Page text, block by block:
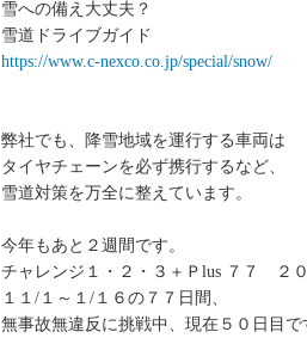
雪への備え大丈夫？
雪道ドライブガイド
https://www.c-nexco.co.jp/special/snow/
弊社でも、降雪地域を運行する車両は
タイヤチェーンを必ず携行するなど、
雪道対策を万全に整えています。
今年もあと２週間です。
チャレンジ１・２・３＋Ｐlus ７７ ２０
１１/１～１/１６の７７日間、
無事故無違反に挑戦中、現在５０日目で